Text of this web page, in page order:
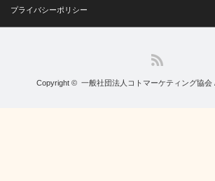
プライバシーポリシー
Copyright © 一般社団法人コトマーケティング協会